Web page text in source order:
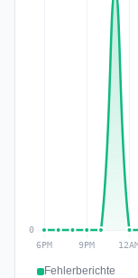
Fehlerberichte